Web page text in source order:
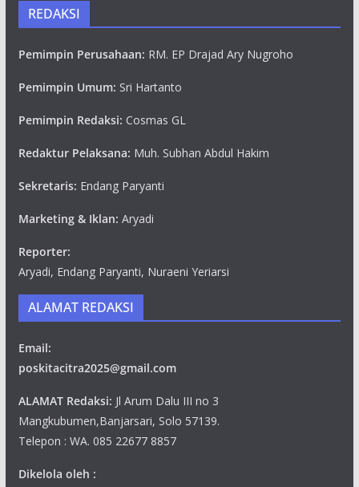
REDAKSI
Pemimpin Perusahaan: RM. EP Drajad Ary Nugroho
Pemimpin Umum: Sri Hartanto
Pemimpin Redaksi: Cosmas GL
Redaktur Pelaksana: Muh. Subhan Abdul Hakim
Sekretaris: Endang Paryanti
Marketing & Iklan: Aryadi
Reporter:
Aryadi, Endang Paryanti, Nuraeni Yeriarsi
ALAMAT REDAKSI
Email:
poskitacitra2025@gmail.com
ALAMAT Redaksi: Jl Arum Dalu III no 3
Mangkubumen,Banjarsari, Solo 57139.
Telepon : WA. 085 22677 8857
Dikelola oleh :